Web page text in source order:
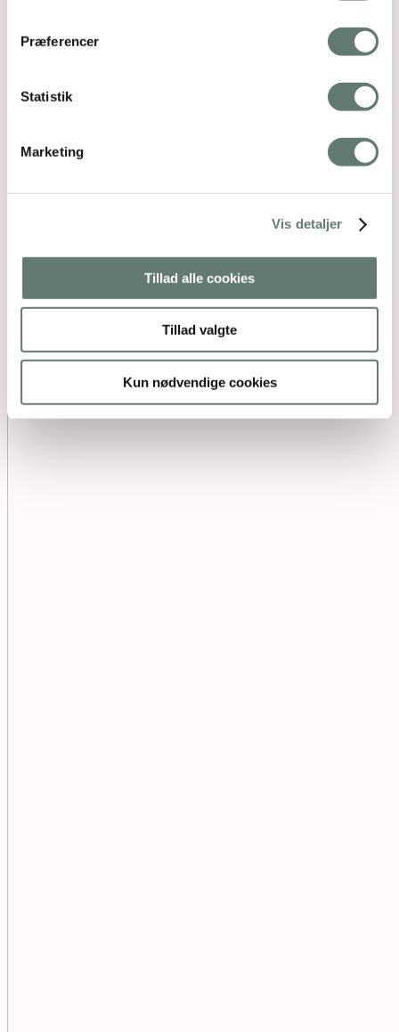
Præferencer
Statistik
Marketing
Vis detaljer
Tillad alle cookies
Tillad valgte
Kun nødvendige cookies